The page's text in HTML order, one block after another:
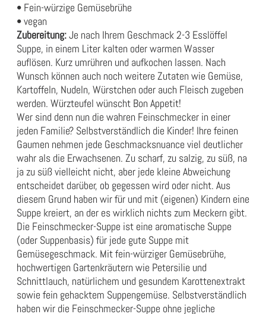
• Fein-würzige Gemüsebrühe
• vegan
Zubereitung:Je nach Ihrem Geschmack 2-3 Esslöffel
Suppe, in einem Liter kalten oder warmen Wasser
auflösen. Kurz umrühren und aufkochen lassen. Nach
Wunsch können auch noch weitere Zutaten wie Gemüse,
Kartoffeln, Nudeln, Würstchen oder auch Fleisch zugeben
werden. Würzteufel wünscht Bon Appetit!
Wer sind denn nun die wahren Feinschmecker in einer
jeden Familie? Selbstverständlich die Kinder! Ihre feinen
Gaumen nehmen jede Geschmacksnuance viel deutlicher
wahr als die Erwachsenen. Zu scharf, zu salzig, zu süß, na
ja zu süß vielleicht nicht, aber jede kleine Abweichung
entscheidet darüber, ob gegessen wird oder nicht. Aus
diesem Grund haben wir für und mit (eigenen) Kindern eine
Suppe kreiert, an der es wirklich nichts zum Meckern gibt.
Die Feinschmecker-Suppe ist eine aromatische Suppe
(oder Suppenbasis) für jede gute Suppe mit
Gemüsegeschmack. Mit fein-würziger Gemüsebrühe,
hochwertigen Gartenkräutern wie Petersilie und
Schnittlauch, natürlichem und gesundem Karottenextrakt
sowie fein gehacktem Suppengemüse. Selbstverständlich
haben wir die Feinschmecker-Suppe ohne jegliche